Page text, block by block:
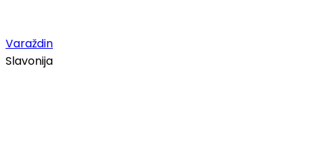
Varaždin
Slavonija